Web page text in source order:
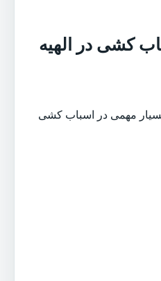
کشی در الهیه
مهمی در اسباب کشی